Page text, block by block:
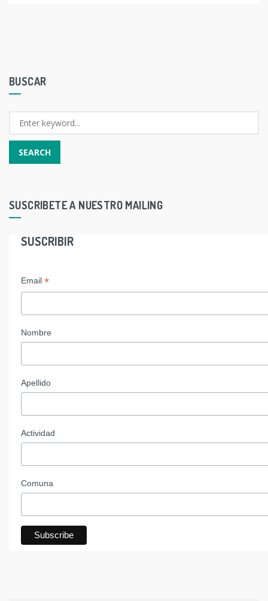
BUSCAR
SUSCRIBETE A NUESTRO MAILING
SUSCRIBIR
Email *
Nombre
Apellido
Actividad
Comuna